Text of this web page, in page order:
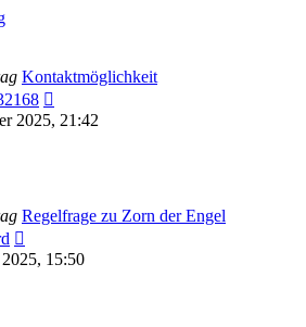
Kontaktmöglichkeit
Beitrag
2025, 21:42
Regelfrage zu Zorn der Engel
Beitrag
15:50